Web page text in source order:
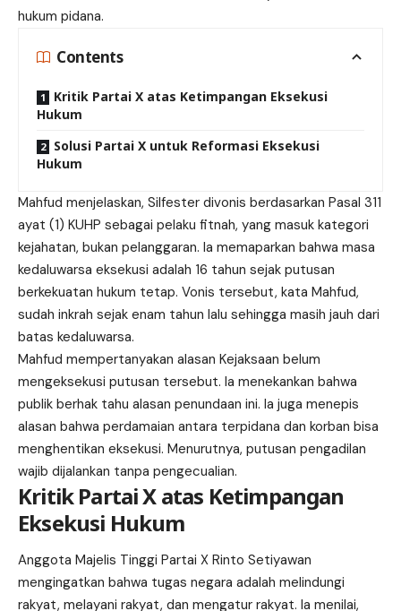
hukum pidana.
Contents
Kritik Partai X atas Ketimpangan Eksekusi
Hukum
Solusi Partai X untuk Reformasi Eksekusi
Hukum
Mahfud menjelaskan, Silfester divonis berdasarkan Pasal 311
ayat (1) KUHP sebagai pelaku fitnah, yang masuk kategori
kejahatan, bukan pelanggaran. Ia memaparkan bahwa masa
kedaluwarsa eksekusi adalah 16 tahun sejak putusan
berkekuatan hukum tetap. Vonis tersebut, kata Mahfud,
sudah inkrah sejak enam tahun lalu sehingga masih jauh dari
batas kedaluwarsa.
Mahfud mempertanyakan alasan Kejaksaan belum
mengeksekusi putusan tersebut. Ia menekankan bahwa
publik berhak tahu alasan penundaan ini. Ia juga menepis
alasan bahwa perdamaian antara terpidana dan korban bisa
menghentikan eksekusi. Menurutnya, putusan pengadilan
wajib dijalankan tanpa pengecualian.
Kritik Partai X atas Ketimpangan
Eksekusi Hukum
Anggota Majelis Tinggi Partai X Rinto Setiyawan
mengingatkan bahwa tugas negara adalah melindungi
rakyat, melayani rakyat, dan mengatur rakyat. Ia menilai,